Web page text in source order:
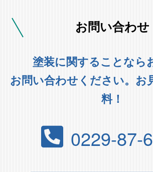
お問い合わせ
塗装に関することなら
お問い合わせください。お
料！
0229-87-